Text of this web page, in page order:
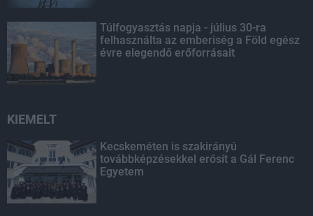
Túlfogyasztás napja - július 30-ra
felhasználta az emberiség a Föld egész
évre elegendő erőforrásait
KIEMELT
Kecskeméten is szakirányú
továbbképzésekkel erősít a Gál Ferenc
Egyetem